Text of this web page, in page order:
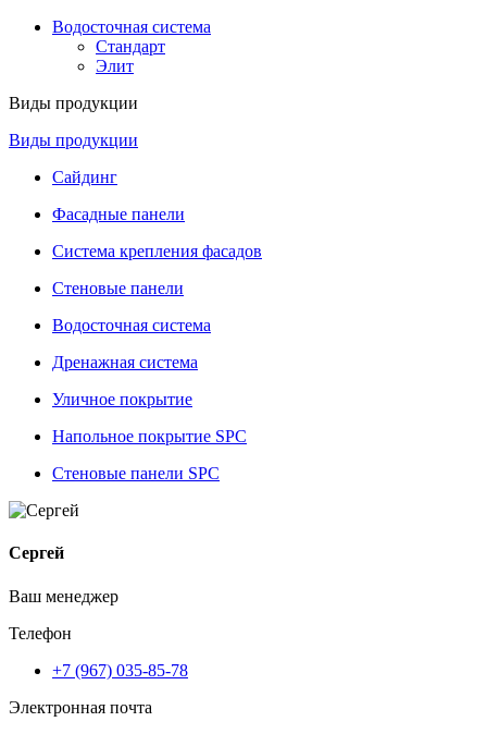
Водосточная система
Стандарт
Элит
Виды продукции
Виды продукции
Сайдинг
Фасадные панели
Система крепления фасадов
Стеновые панели
Водосточная система
Дренажная система
Уличное покрытие
Напольное покрытие SPC
Стеновые панели SPC
Сергей
Ваш менеджер
Телефон
+7 (967) 035-85-78
Электронная почта